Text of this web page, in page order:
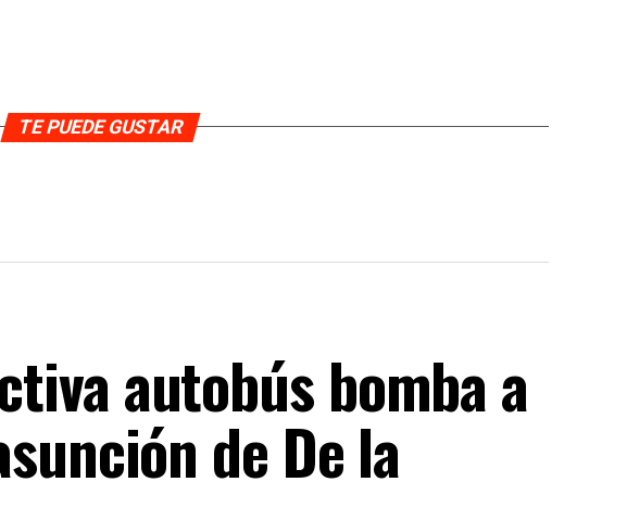
TE PUEDE GUSTAR
autobús bomba a
de De la